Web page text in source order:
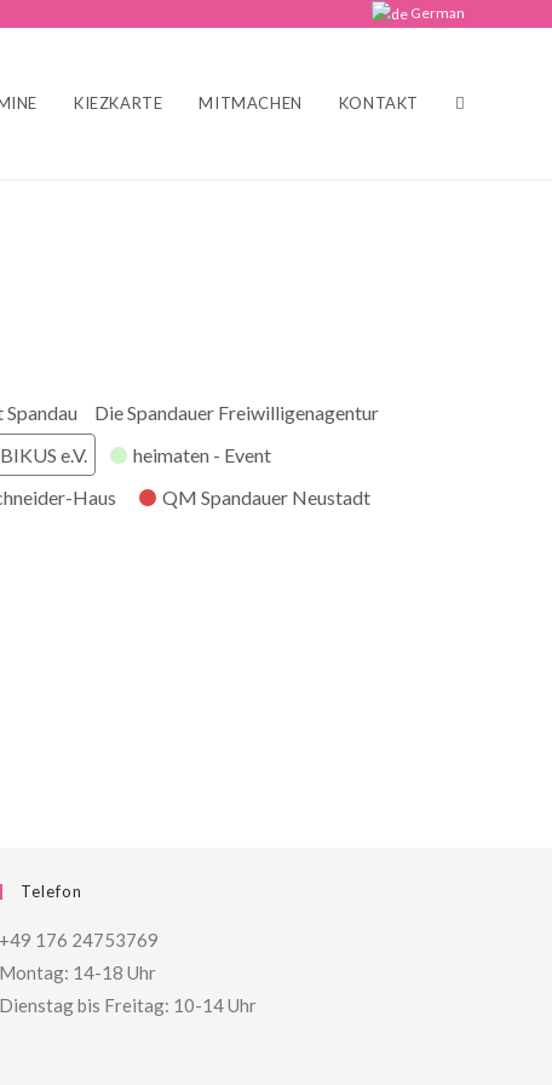
German
KIEZKARTE MITMACHEN KONTAKT
Die Spandauer Freiwilligenagentur
e.V.
heimaten - Event
Haus
QM Spandauer Neustadt
Telefon
+49 176 24753769
Montag: 14-18 Uhr
Dienstag bis Freitag: 10-14 Uhr